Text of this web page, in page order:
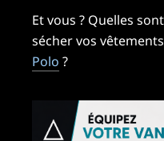
Et vous ? Quelles
sécher vos
Polo ?